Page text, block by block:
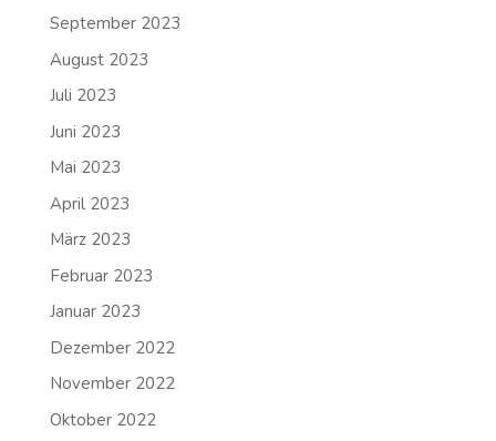
September 2023
August 2023
Juli 2023
Juni 2023
Mai 2023
April 2023
März 2023
Februar 2023
Januar 2023
Dezember 2022
November 2022
Oktober 2022